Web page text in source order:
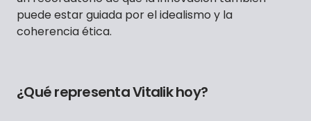
puede estar guiada por el idealismo y la
coherencia ética.
¿Qué representa Vitalik hoy?